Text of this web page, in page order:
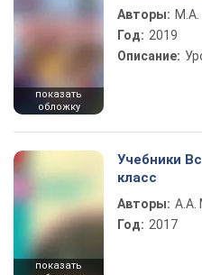
показать
обложку
Авторы: М.А.
Год: 2019
Описание:
показать
Учебники
класс
Авторы: А.А.
Год: 2017